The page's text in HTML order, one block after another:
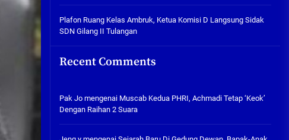
Hukumannya Cuma Bayar Rp
300 Ribu
Plafon Ruang Kelas Ambruk,
Ketua Komisi D Langsung Sidak
05/08/2026
Plafon Ruang Kelas Ambruk, Ketua Komisi D Langsung Sidak
SDN Gilang II Tulangan
Recent Comments
Pak Jomengenai Muscab Kedua PHRI, Achmadi Tetap ‘Keok’
Dengan Raihan 2 Suara